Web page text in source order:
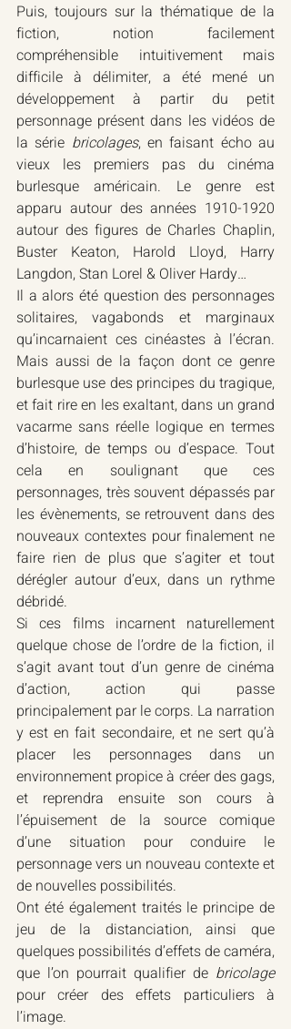
Puis, toujours sur la thématique de la
fiction, notion facilement
compréhensible intuitivement mais
difficile à délimiter, a été mené un
développement à partir du petit
personnage présent dans les vidéos de
la série bricolages, en faisant écho au
vieux les premiers pas du cinéma
burlesque américain. Le genre est
apparu autour des années 1910-1920
autour des figures de Charles Chaplin,
Buster Keaton, Harold Lloyd, Harry
Langdon, Stan Lorel & Oliver Hardy…
Il a alors été question des personnages
solitaires, vagabonds et marginaux
qu’incarnaient ces cinéastes à l’écran.
Mais aussi de la façon dont ce genre
burlesque use des principes du tragique,
et fait rire en les exaltant, dans un grand
vacarme sans réelle logique en termes
d’histoire, de temps ou d’espace. Tout
cela en soulignant que ces
personnages, très souvent dépassés par
les évènements, se retrouvent dans des
nouveaux contextes pour finalement ne
faire rien de plus que s’agiter et tout
dérégler autour d’eux, dans un rythme
débridé.
Si ces films incarnent naturellement
quelque chose de l’ordre de la fiction, il
s’agit avant tout d’un genre de cinéma
d’action, action qui passe
principalement par le corps. La narration
y est en fait secondaire, et ne sert qu’à
placer les personnages dans un
environnement propice à créer des gags,
et reprendra ensuite son cours à
l’épuisement de la source comique
d’une situation pour conduire le
personnage vers un nouveau contexte et
de nouvelles possibilités.
Ont été également traités le principe de
jeu de la distanciation, ainsi que
quelques possibilités d’effets de caméra,
que l’on pourrait qualifier de bricolage
pour créer des effets particuliers à
l’image.